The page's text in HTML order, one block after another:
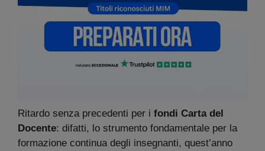
Ritardo senza precedenti per i fondi Carta del
Docente: difatti, lo strumento fondamentale per la
formazione continua degli insegnanti, quest’anno